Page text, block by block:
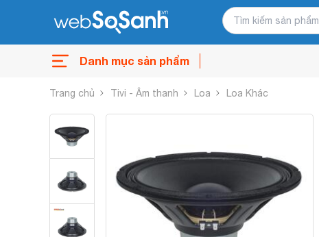
Danh mục sản phẩm
Trang chủ Tivi - Âm thanh Loa Loa Khác